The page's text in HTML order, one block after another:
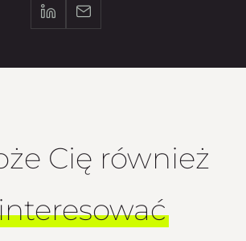
Cię również